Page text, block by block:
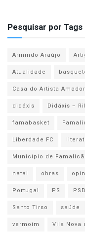
Pesquisar por Tags
Armindo Araújo
Atualidade
Casa do Artista Amador
didáxis
Didáxis –
famabasket
Liberdade FC
Município de
natal
obras
Portugal
PS PSD
Santo Tirso
saúde
vermoim
Vila Nova